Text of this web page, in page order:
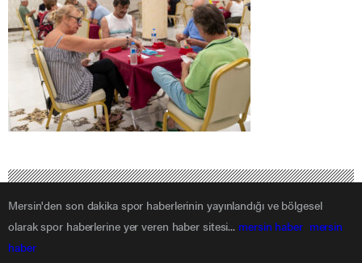
Mersin'den son dakika spor haberlerinin yayınlandığı ve bölgesel
olarak spor haberlerine yer veren haber sitesi... mersin haber mersin
haber